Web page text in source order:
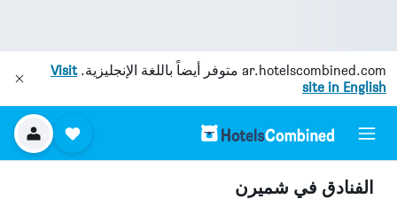
ar.hotelscombined.com متوفر أيضاً باللغة الإنجليزية.Visit
site in English
الفنادق في شميرن